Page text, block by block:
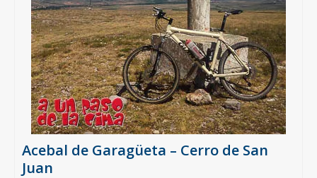
Acebal de Garagüeta – Cerro de San
Juan